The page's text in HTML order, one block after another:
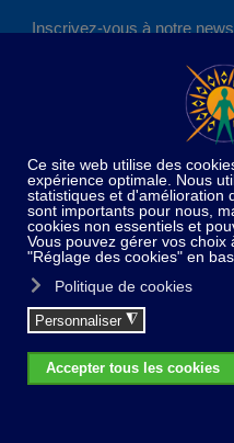
Inscrivez-vous à notre
Home Ambiance de la